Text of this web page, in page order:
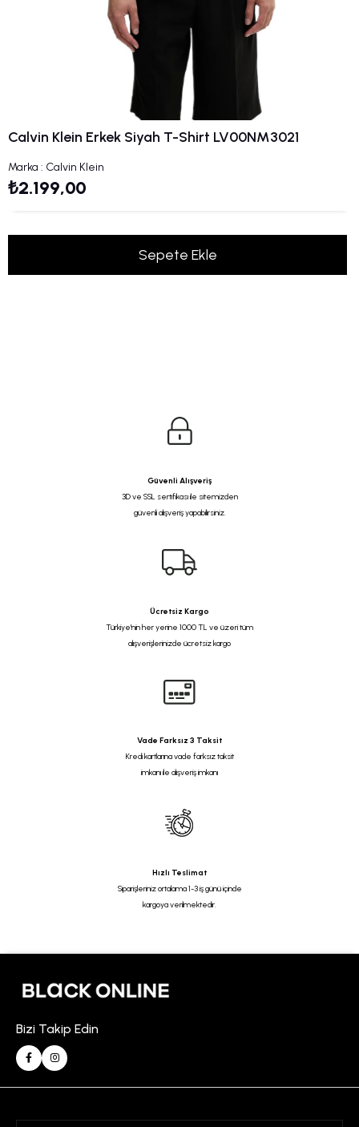
Calvin Klein Erkek Siyah T-Shirt LV00NM3021
Marka : Calvin Klein
₺2.199,00
Güvenli Alışveriş
3D ve SSL sertifikası ile sitemizden
güvenli alışveriş yapabilirsiniz.
Ücretsiz Kargo
Türkiye'nin her yerine 1000 TL ve üzeri tüm
alışverişlerinizde ücretsiz kargo
Vade Farksız 3 Taksit
Kredi kartlarına vade farksız taksit
imkanı ile alışveriş imkanı
Hızlı Teslimat
Siparişleriniz ortalama 1-3 iş günü içinde
kargoya verilmektedir.
Bizi Takip Edin